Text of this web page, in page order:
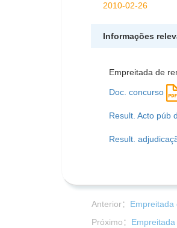
2010-02-26
Informações
Empreitada de
Doc. concurso
Result. Acto púb
Result.
Anterior：
Próximo：